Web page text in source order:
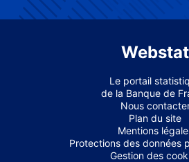
Webstat
Le portail
de la Banque de
Nous
Plan du site
Mentions
Protections des données
Gestion des